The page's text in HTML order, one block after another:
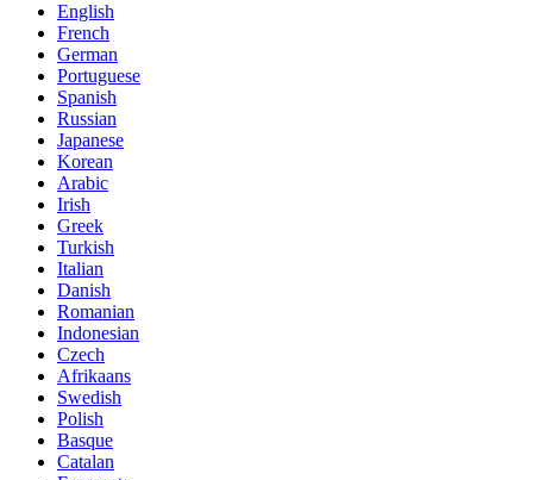
English
French
German
Portuguese
Spanish
Russian
Japanese
Korean
Arabic
Irish
Greek
Turkish
Italian
Danish
Romanian
Indonesian
Czech
Afrikaans
Swedish
Polish
Basque
Catalan